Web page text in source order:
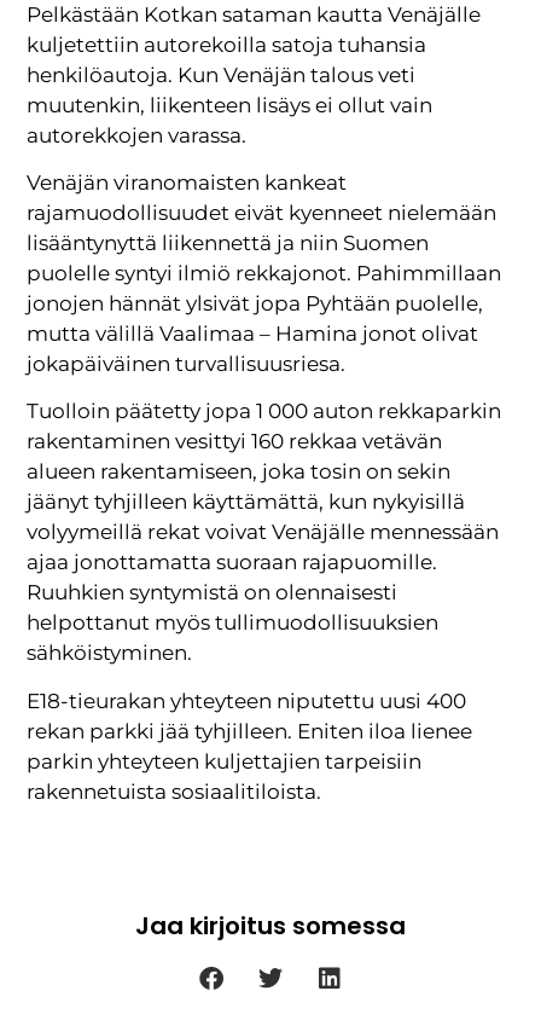
Pelkästään Kotkan sataman kautta Venäjälle
kuljetettiin autorekoilla satoja tuhansia
henkilöautoja. Kun Venäjän talous veti
muutenkin, liikenteen lisäys ei ollut vain
autorekkojen varassa.
Venäjän viranomaisten kankeat
rajamuodollisuudet eivät kyenneet nielemään
lisääntynyttä liikennettä ja niin Suomen
puolelle syntyi ilmiö rekkajonot. Pahimmillaan
jonojen hännät ylsivät jopa Pyhtään puolelle,
mutta välillä Vaalimaa – Hamina jonot olivat
jokapäiväinen turvallisuusriesa.
Tuolloin päätetty jopa 1 000 auton rekkaparkin
rakentaminen vesittyi 160 rekkaa vetävän
alueen rakentamiseen, joka tosin on sekin
jäänyt tyhjilleen käyttämättä, kun nykyisillä
volyymeillä rekat voivat Venäjälle mennessään
ajaa jonottamatta suoraan rajapuomille.
Ruuhkien syntymistä on olennaisesti
helpottanut myös tullimuodollisuuksien
sähköistyminen.
E18-tieurakan yhteyteen niputettu uusi 400
rekan parkki jää tyhjilleen. Eniten iloa lienee
parkin yhteyteen kuljettajien tarpeisiin
rakennetuista sosiaalitiloista.
Jaa kirjoitus somessa